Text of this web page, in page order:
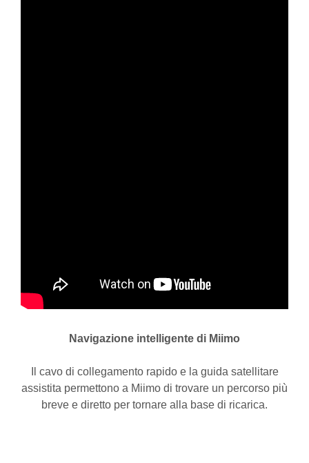
Navigazione intelligente di Miimo
Il cavo di collegamento rapido e la guida satellitare
assistita permettono a Miimo di trovare un percorso più
breve e diretto per tornare alla base di ricarica.